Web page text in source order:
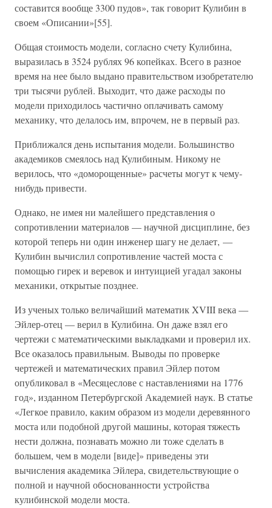
составится вообще 3300 пудов», так говорит Кулибин в
своем «Описании»[55].
Общая стоимость модели, согласно счету Кулибина,
выразилась в 3524 рублях 96 копейках. Всего в разное
время на нее было выдано правительством изобретателю
три тысячи рублей. Выходит, что даже расходы по
модели приходилось частично оплачивать самому
механику, что делалось им, впрочем, не в первый раз.
Приближался день испытания модели. Большинство
академиков смеялось над Кулибиным. Никому не
верилось, что «доморощенные» расчеты могут к чему-
нибудь привести.
Однако, не имея ни малейшего представления о
сопротивлении материалов — научной дисциплине, без
которой теперь ни один инженер шагу не делает, —
Кулибин вычислил сопротивление частей моста с
помощью гирек и веревок и интуицией угадал законы
механики, открытые позднее.
Из ученых только величайший математик XVIII века —
Эйлер-отец — верил в Кулибина. Он даже взял его
чертежи с математическими выкладками и проверил их.
Все оказалось правильным. Выводы по проверке
чертежей и математических правил Эйлер потом
опубликовал в «Месяцеслове с наставлениями на 1776
год», изданном Петербургской Академией наук. В статье
«Легкое правило, каким образом из модели деревянного
моста или подобной другой машины, которая тяжесть
нести должна, познавать можно ли тоже сделать в
большем, чем в модели [виде]» приведены эти
вычисления академика Эйлера, свидетельствующие о
полной и научной обоснованности устройства
кулибинской модели моста.